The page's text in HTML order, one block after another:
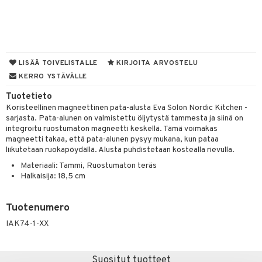
LISÄÄ TOIVELISTALLE
KIRJOITA ARVOSTELU
KERRO YSTÄVÄLLE
Tuotetieto
Koristeellinen magneettinen pata-alusta Eva Solon Nordic Kitchen -
sarjasta. Pata-alunen on valmistettu öljytystä tammesta ja siinä on
integroitu ruostumaton magneetti keskellä. Tämä voimakas
magneetti takaa, että pata-alunen pysyy mukana, kun pataa
liikutetaan ruokapöydällä. Alusta puhdistetaan kostealla rievulla.
Materiaali: Tammi, Ruostumaton teräs
Halkaisija: 18,5 cm
Tuotenumero
IAK74-1-XX
& Vihannesveitset
sisustus
tarvikkeita
tekstiilit
koristelu
säilytys
Saalit
& Tyynyliinat
& Peitot
& Koukut
& Veistokset
& Lyhdyt
tekstiilit